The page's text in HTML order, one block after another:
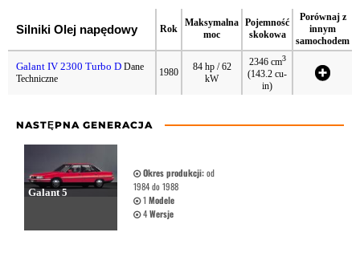
Silniki Olej napędowy Rok
Maksymalna
moc
Pojemność
skokowa
Porównaj z
innym
samochodem
Galant IV 2300 Turbo D Dane
Techniczne
1980
84 hp / 62
kW
2346 cm3
(143.2 cu-
in)
NASTĘPNA GENERACJA
Galant 5
Okres produkcji:od
1984 do 1988
1 Modele
4Wersje